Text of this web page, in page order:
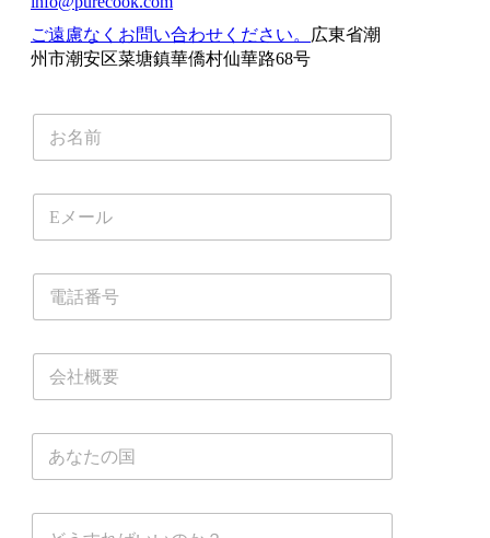
ご遠慮なくお問い合わせください。
広東省潮
州市潮安区菜塘鎮華僑村仙華路68号